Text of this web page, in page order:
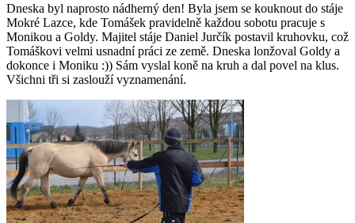
Dneska byl naprosto nádherný den! Byla jsem se kouknout do stáje
Mokré Lazce, kde Tomášek pravidelně každou sobotu pracuje s
Monikou a Goldy. Majitel stáje Daniel Jurčík postavil kruhovku, což
Tomáškovi velmi usnadní práci ze země. Dneska lonžoval Goldy a
dokonce i Moniku :)) Sám vyslal koně na kruh a dal povel na klus.
Všichni tři si zaslouží vyznamenání.